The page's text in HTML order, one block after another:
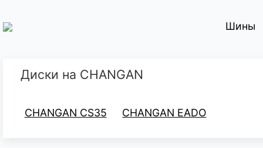
Шины
Диски на CHANGAN
CHANGAN CS35 CHANGAN EADO